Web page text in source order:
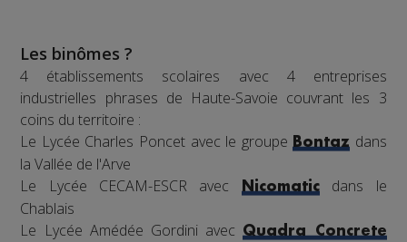
Les binômes ?
4 établissements scolaires avec 4 entreprises
industrielles phrases de Haute-Savoie couvrant les 3
coins du territoire :
Le Lycée Charles Poncet avec le groupeBontaz dans
la Vallée de l'Arve
Le Lycée CECAM-ESCR avec
Nicomaticdans le
Chablais
Le Lycée Amédée Gordini avecQuadra Concrete